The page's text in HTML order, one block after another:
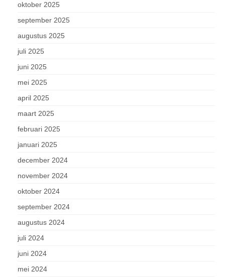
oktober 2025
september 2025
augustus 2025
juli 2025
juni 2025
mei 2025
april 2025
maart 2025
februari 2025
januari 2025
december 2024
november 2024
oktober 2024
september 2024
augustus 2024
juli 2024
juni 2024
mei 2024